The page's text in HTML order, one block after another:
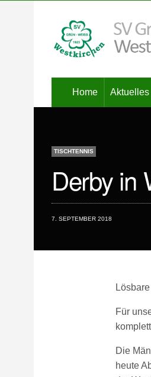
Home Aktuelles
TISCHTENNIS
Derby in
7. SEPTEMBER 2018
Für
Die
heute